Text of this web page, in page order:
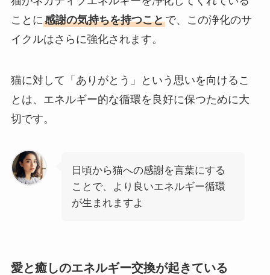
ことに感謝の気持ちを持つことで、この浄化のサ
イクルはさらに強化されます。
猫に対して「ありがとう」という思いを向けるこ
とは、エネルギー的な循環を良好に保つために大
切です。
日頃から猫への感謝を言葉にする
ことで、より良いエネルギー循環
が生まれますよ
愛と癒しのエネルギー交換が起きている